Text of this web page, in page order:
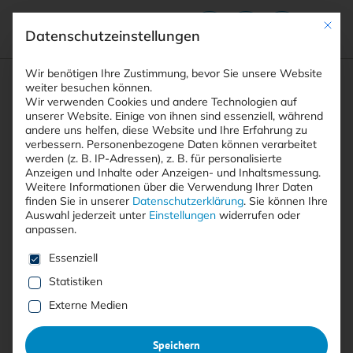
Suchfeld
Suchen
Breadcrumb-Navigation
STARTSEITE
ARTIKEL
OWASP TOP 10 FÜR LLM-ANWENDUNGEN
Mit <kes>+ lesen
SICHERHEITSRISIKEN IM KI-ZEITALTER
OWASP Top 10 für LLM-
Anwendungen:
Mit
Datenschutzeinstellungen
Wir benötigen Ihre Zustimmung, bevor Sie unsere Website
weiter besuchen können.
Wir verwenden Cookies und andere Technologien auf
unserer Website. Einige von ihnen sind essenziell, während
andere uns helfen, diese Website und Ihre Erfahrung zu
verbessern. Personenbezogene Daten können verarbeitet
werden (z. B. IP-Adressen), z. B. für personalisierte
Anzeigen und Inhalte oder Anzeigen- und Inhaltsmessung.
Weitere Informationen über die Verwendung Ihrer Daten
finden Sie in unserer Datenschutzerklärung. Sie können Ihre
Auswahl jederzeit unter Einstellungen widerrufen oder
anpassen.
Es folgt eine Liste der Service-Gruppen, für die eine
Essenziell
Statistiken
Externe Medien
Speichern